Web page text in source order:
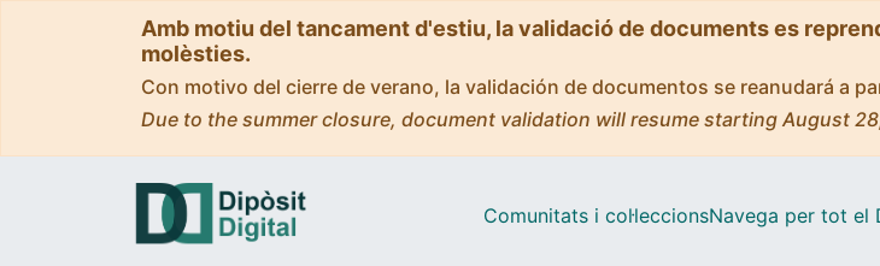
Amb motiu del tancament d'estiu, la validació de documents es
molèsties.
Con motivo del cierre de verano, la validación de documentos se reanudará a
Due to the summer closure, document validation will resume starting August
Comunitats i col·leccionsNavega per tot el